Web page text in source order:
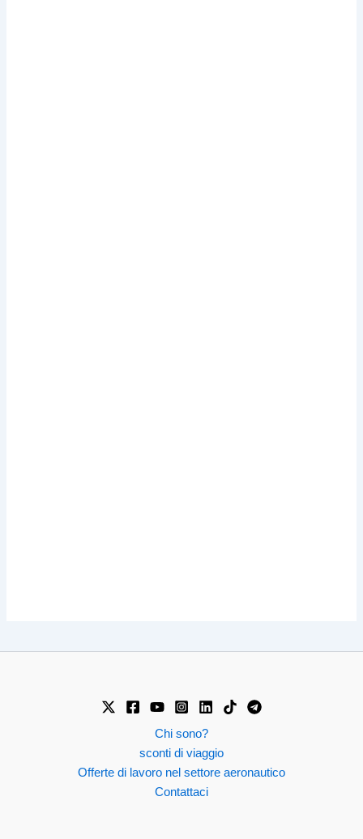
Chi sono?
sconti di viaggio
Offerte di lavoro nel settore aeronautico
Contattaci